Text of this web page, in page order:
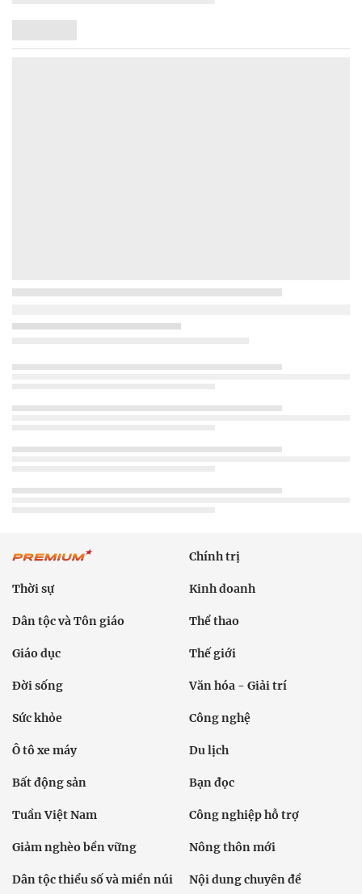
Chính trị
Thời sự Kinh doanh
Dân tộc và Tôn giáo Thể thao
Giáo dục Thế giới
Đời sống Văn hóa - Giải trí
Sức khỏe Công nghệ
Ô tô xe máy Du lịch
Bất động sản Bạn đọc
Tuần Việt Nam Công nghiệp hỗ trợ
Giảm nghèo bền vững Nông thôn mới
Dân tộc thiểu số và miền núi Nội dung chuyên đề